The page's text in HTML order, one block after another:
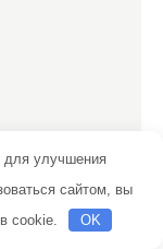
для улучшения
сайтом, вы
cookie.
OK